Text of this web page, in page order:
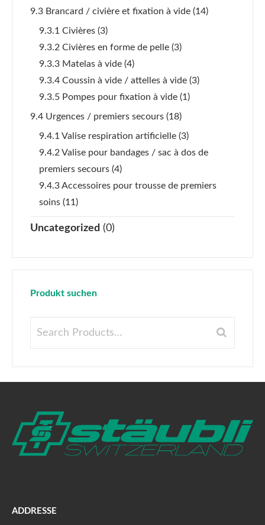
9.3 Brancard / civière et fixation à vide (14)
9.3.1 Civières (3)
9.3.2 Civières en forme de pelle (3)
9.3.3 Matelas à vide (4)
9.3.4 Coussin à vide / attelles à vide (3)
9.3.5 Pompes pour fixation à vide (1)
9.4 Urgences / premiers secours (18)
9.4.1 Valise respiration artificielle (3)
9.4.2 Valise pour bandages / sac à dos de
premiers secours (4)
9.4.3 Accessoires pour trousse de premiers
soins (11)
Uncategorized (0)
Produkt suchen
ADDRESSE